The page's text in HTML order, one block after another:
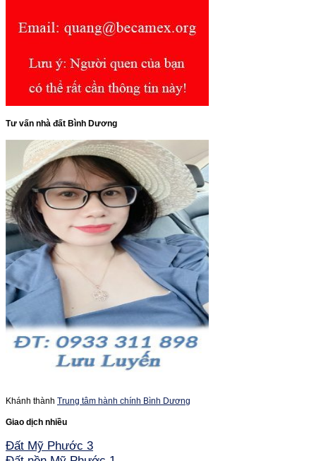
Tư vấn nhà đất Bình Dương
Khánh thành Trung tâm hành chính Bình Dương
Giao dịch nhiều
Đất Mỹ Phước 3